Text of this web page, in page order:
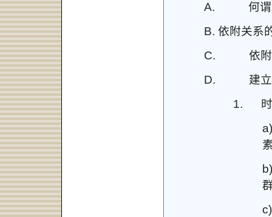
A.
何
B. 依附关系
C.
依
D.
建
1.
a)
b)
c)